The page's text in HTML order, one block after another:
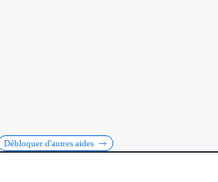
Débloquer d'autres aides